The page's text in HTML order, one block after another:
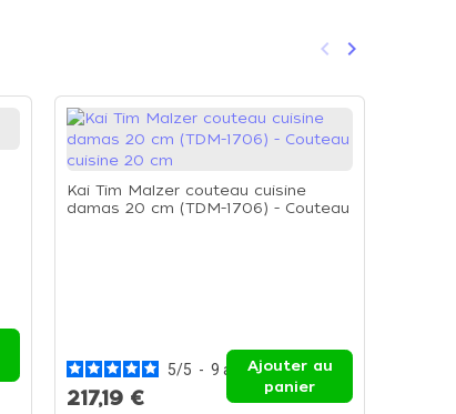
Précédent
keyboard_arrow_left Suivant
keyboard_arrow_right
Kai Tim Malzer couteau cuisine
damas 20 cm (TDM-1706) - Couteau
5/5 - 9 avis
217,19 €
Ajouter au
panier